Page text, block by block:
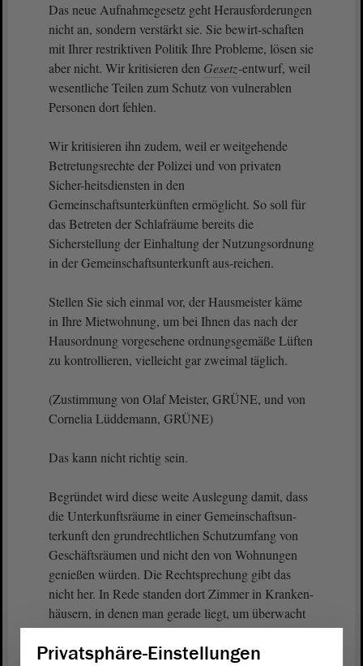
Das neue Aufnahmegesetz geht Herausforderungen
nicht an, sondern verstärkt sie. Sie bewirt-schaften
mit Ihrer restriktiven Politik Ihre Probleme, lösen sie
aber nicht. Wir kritisieren den Gesetz-entwurf, weil
wesentliche Teilen zum Schutz von vulnerablen
Personen dort fehlen.
Wir kritisieren ihn zudem, weil er weitgehende
Betretungsrechte der Polizei und von privaten
Sicher-heitsdiensten in den
Gemeinschaftsunterkünften ermöglicht. So soll für
das Betreten der Schlafräume bereits die
Sicherstellung der Einhaltung der Nutzungsordnung
in der Gemeinschaftsunterkunft aus-reichen.
Stellen Sie sich einmal vor, der Hausmeister käme
in Ihre Mietwohnung, um bei Ihnen das nach der
Hausordnung vorgesehene ordnungsgemäße Lüften
zu kontrollieren, vielleicht gar zweimal täglich.
(Zustimmung von Olaf Meister, GRÜNE, und von
Cornelia Lüddemann, GRÜNE)
Das kann nicht richtig sein.
Begründet wird diese weite Auslegung damit, dass
die Unterkunftsräume in einer Gemeinschaftsun-
terkunft den grundrechtlichen Schutzumfang von
Geschäftsräumen und nicht den von Wohnungen
genießen würden. Die Rechtsprechung gibt das
nicht her. In Rede standen dort Zimmer in Kranken-
häusern, in denen man gerade liegt, um überwacht
zu werden.
Privatsphäre-Einstellungen